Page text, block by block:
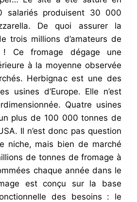
salariés produisent 30 000
De quoi assurer la
trois millions d’amateurs de
Ce fromage dégage une
à la moyenne observée
Herbignac est une des
usines d’Europe. Elle n’est
Quatre usines
plus de 100 000 tonnes de
Il n’est donc pas question
niche, mais bien de marché
de tonnes de fromage à
chaque année dans le
est conçu sur la base
des besoins : le